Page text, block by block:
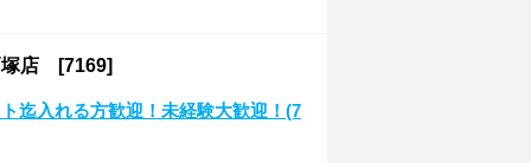
塚店 [7169]
迄入れる方歓迎！未経験大歓迎！(7